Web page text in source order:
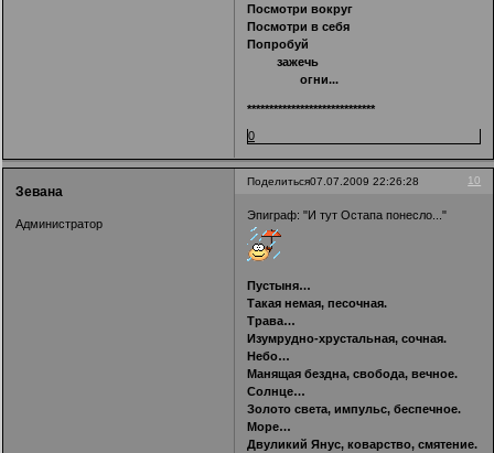
Посмотри вокруг
Посмотри в себя
Попробуй
зажечь
огни...
*****************************
0
Поделиться 10
07.07.2009 22:26:28
Зевана
Администратор
Эпиграф: "И тут Остапа понесло..."
Пустыня…
Такая немая, песочная.
Трава…
Изумрудно-хрустальная, сочная.
Небо…
Манящая бездна, свобода, вечное.
Солнце…
Золото света, импульс, беспечное.
Море…
Двуликий Янус, коварство, смятение.